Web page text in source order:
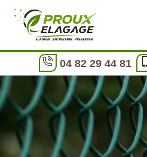
04 82 29 44 81